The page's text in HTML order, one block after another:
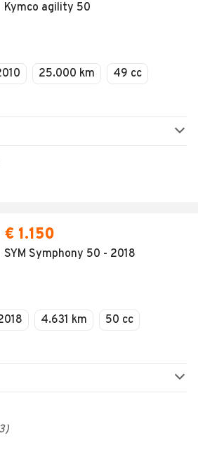
Kymco agility 50
25.000 km
49 cc
€ 1.150
SYM Symphony 50 - 2018
4.631 km
50 cc
)